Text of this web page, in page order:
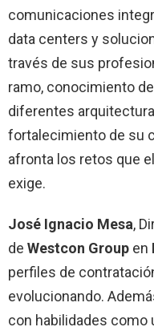
comunicaciones
data centers y
través de sus
ramo, conocimiento
diferentes
fortalecimiento de su
afronta los retos que
exige.
José Ignacio Mesa,
de Westcon Group en
perfiles de
evolucionando.
con habilidades como